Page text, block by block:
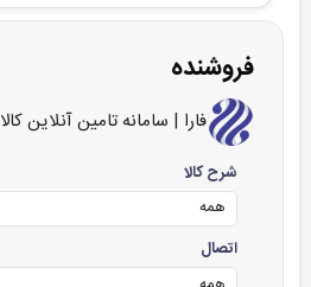
فروشنده
فارا | سامانه تامین آنلاین کالا
شرح کالا
اتصال